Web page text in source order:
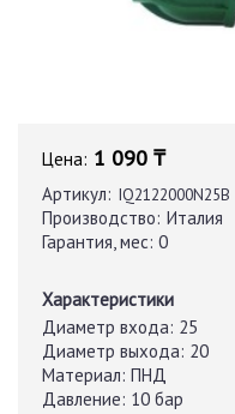
Цена: 1 090 ₸
Артикул: IQ2122000N25B
Производство: Италия
Гарантия, мес: 0
Характеристики
Диаметр входа: 25
Диаметр выхода: 20
Материал: ПНД
Давление: 10 бар